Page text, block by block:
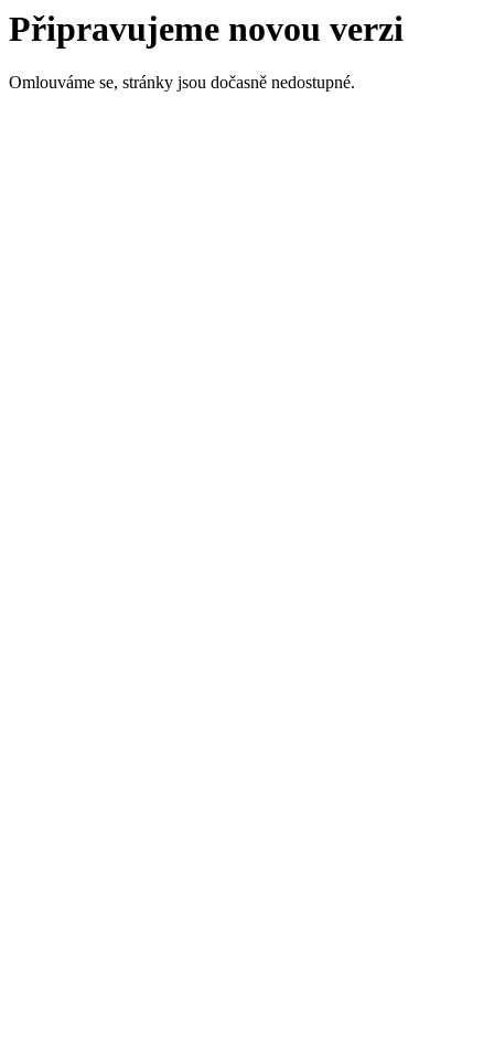
Připravujeme novou verzi
Omlouváme se, stránky jsou dočasně nedostupné.